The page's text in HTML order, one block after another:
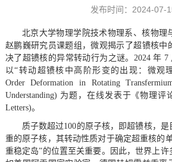
发布时间：2024-07-
北京大学物理学院技术物理系、核物理
赵鹏巍研究员课题组，微观揭示了超镄核中
决了超镄核的异常转动行为之谜。2024 年
以“转动超镄核中高阶形变的出现：微观理
Order Deformation in Rotating
Understanding) 为题，在线发表于《物理评
Letters)。
质子数超过100的原子核，即超镄核，
重的原子核，其转动性质对于确定超重核的
重稳定岛”的位置至关重要。因此，世界上许